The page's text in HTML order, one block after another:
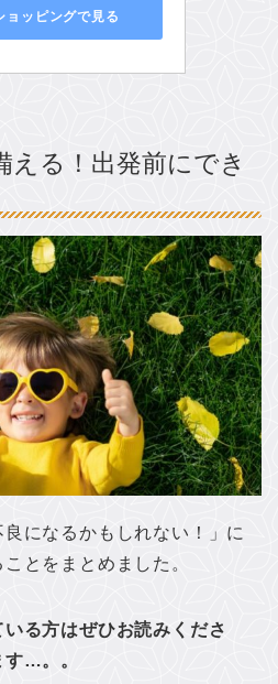
ョッピングで見る
える！出発前にでき
良になるかもしれない！」に
とをまとめました。
る方はぜひお読みくださ
す…。。